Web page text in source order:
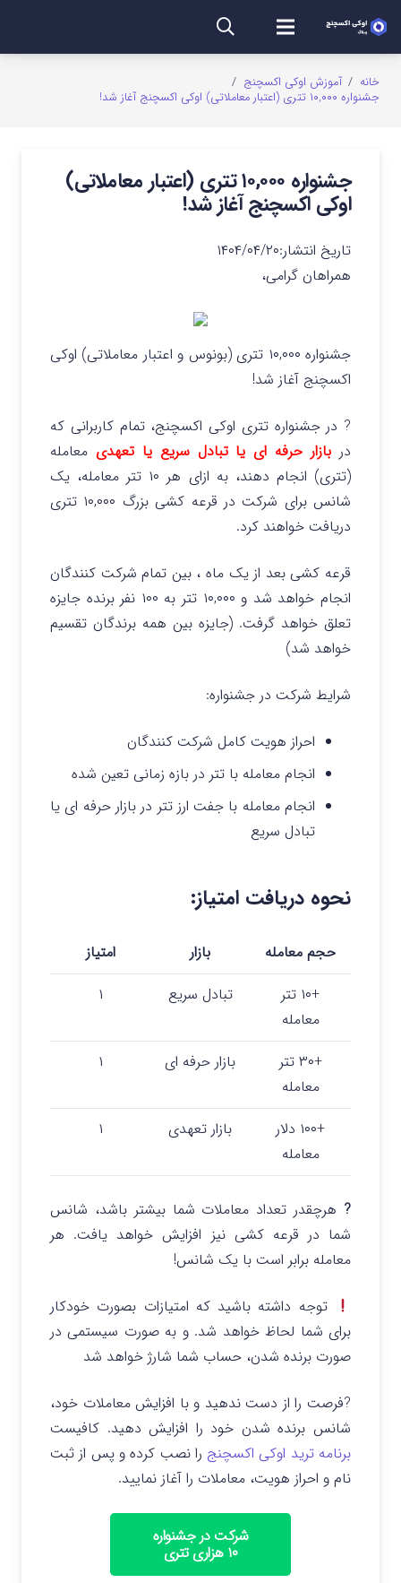
خانه / آموزش اوکی اکسچنج /
جشنواره ۱۰,۰۰۰ تتری (اعتبار معاملاتی) اوکی اکسچنج آغاز شد!
جشنواره ۱۰,۰۰۰ تتری (اعتبار معاملاتی)
اوکی اکسچنج آغاز شد!
تاریخ انتشار:۱۴۰۴/۰۴/۲۰
همراهان گرامی،
جشنواره ۱۰,۰۰۰ تتری (بونوس و اعتبار معاملاتی) اوکی
اکسچنج آغاز شد!
? در جشنواره تتری اوکی اکسچنج، تمام کاربرانی که
در بازار حرفه ای یا تبادل سریع یا تعهدی معامله
(تتری) انجام دهند، به ازای هر ۱۰ تتر معامله، یک
شانس برای شرکت در قرعه‌ کشی بزرگ ۱۰,۰۰۰ تتری
دریافت خواهند کرد.
قرعه کشی بعد از یک ماه ، بین تمام شرکت کنندگان
انجام خواهد شد و ۱۰,۰۰۰ تتر به ۱۰۰ نفر برنده جایزه
تعلق خواهد گرفت. (جایزه بین همه برندگان تقسیم
خواهد شد)
شرایط شرکت در جشنواره:
احراز هویت کامل شرکت کنندگان
انجام معامله با تتر در بازه زمانی تعین شده
انجام معامله با جفت ارز تتر در بازار حرفه ای یا
تبادل سریع
نحوه دریافت امتیاز:
حجم معامله بازار
امتیاز
+۱۰ تتر
معامله
تبادل سریع ۱
+۳۰ تتر
معامله
بازار حرفه ای ۱
+۱۰۰ دلار
معامله
بازار تعهدی ۱
? هرچقدر تعداد معاملات شما بیشتر باشد، شانس
شما در قرعه کشی نیز افزایش خواهد یافت. هر
معامله برابر است با یک شانس!
توجه داشته باشید که امتیازات بصورت خودکار
برای شما لحاظ خواهد شد. و به صورت سیستمی در
صورت برنده شدن، حساب شما شارژ خواهد شد
?فرصت را از دست ندهید و با افزایش معاملات خود،
شانس‌ برنده شدن خود را افزایش دهید. کافیست
برنامه ترید اوکی اکسچنج را نصب کرده و پس از ثبت
نام و احراز هویت، معاملات را آغاز نمایید.
شرکت در جشنواره
۱۰ هزاری تتری